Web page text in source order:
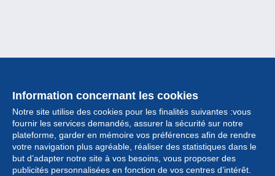
Information concernant les cookies
Notre site utilise des cookies pour les finalités suivantes :vous
fournir les services demandés, assurer la sécurité sur notre
plateforme, garder en mémoire vos préférences afin de rendre
votre navigation plus agréable, réaliser des statistiques dans le
but d’adapter notre site à vos besoins, vous proposer des
publicités personnalisées en fonction de vos centres d’intérêt.
Collection